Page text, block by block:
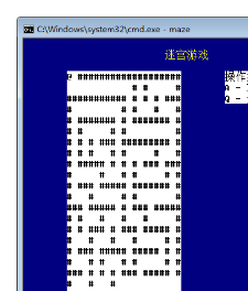
课
的
我
术
云